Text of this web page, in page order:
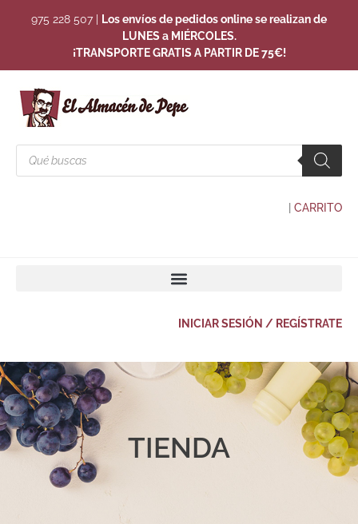
975 228 507
Los envíos de pedidos online se realizan de
LUNES a MIÉRCOLES.
¡TRANSPORTE GRATIS A PARTIR DE 75€!
CARRITO
INICIAR SESIÓN / REGÍSTRATE
TIENDA